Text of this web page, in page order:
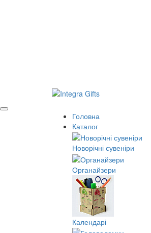
Головна
Каталог
Новорічні сувеніри
Органайзери
Календарі